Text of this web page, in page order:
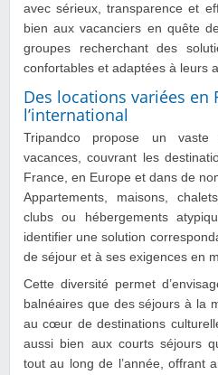
avec sérieux, transparence et
bien aux vacanciers en quête
groupes recherchant des
confortables et adaptées à leurs
Des locations variées en
l’international
Tripandco propose un
vacances, couvrant les
France, en Europe et dans de
Appartements, maisons,
clubs ou hébergements
identifier une solution
de séjour et à ses exigences en
Cette diversité permet
balnéaires que des séjours à la
au cœur de destinations
aussi bien aux courts séjours
tout au long de l’année, offrant